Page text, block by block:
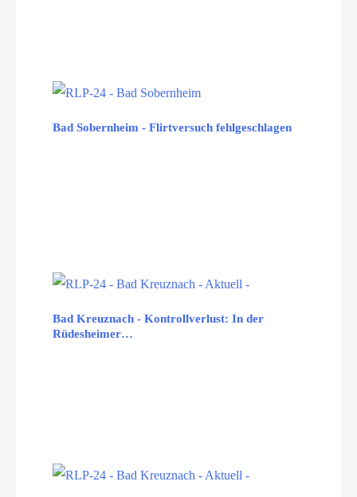
Bad Sobernheim - Flirtversuch fehlgeschlagen
Bad Kreuznach - Kontrollverlust: In der
Rüdesheimer…